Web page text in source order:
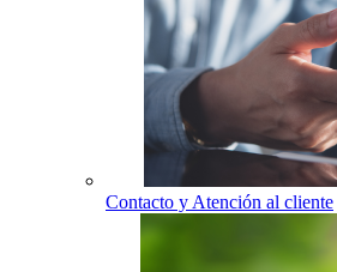
Contacto y Atención al cliente